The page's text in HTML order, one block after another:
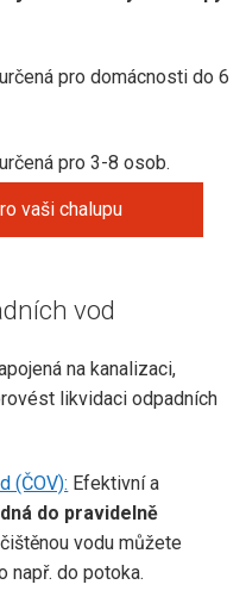
pro domácnosti do 6
pro 3-8 osob.
vaši chalupu
vod
na kanalizaci,
likvidaci odpadních
(ČOV): Efektivní a
do pravidelně
vodu můžete
např. do potoka.